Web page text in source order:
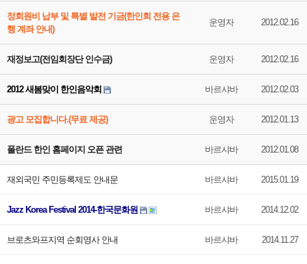
정회원비 납부 및 특별 발전 기금(한인회 전용 은
행 계좌 안내)
운영자 2012.02.16
재정보고(전임회장단 인수금) 운영자 2012.02.16
2012 새봄맞이 한인음악회 바르샤바 2012.02.03
광고 모집합니다.(무료 제공) 운영자 2012.01.13
폴란드 한인 홈페이지 오픈 관련 바르샤바 2012.01.08
재외국민 주민등록제도 안내문 바르샤바 2015.01.19
Jazz Korea Festival 2014-한국문화원 바르샤바 2014.12.02
브로츠와프지역 순회영사 안내 바르샤바 2014.11.27